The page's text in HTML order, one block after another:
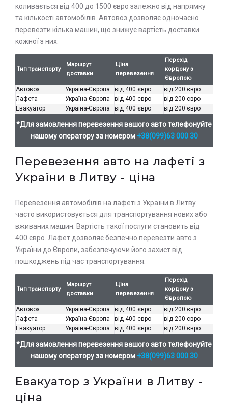
коливається від 400 до 1500 євро залежно від напрямку
та кількості автомобілів. Автовоз дозволяє одночасно
перевезти кілька машин, що знижує вартість доставки
кожної з них.
Тип транспорту
Маршрут
доставки
Ціна
перевезення
Перехід
кордону з
Європою
Автовоз Україна-Європа від 400 євро
від 200 євро
Лафета
Україна-Європа від 400 євро
від 200 євро
Евакуатор
Україна-Європа від 400 євро від 200 євро
*Для замовлення перевезення вашого авто телефонуйте
нашому оператору за номером +38(099)63 000 30
Перевезення авто на лафеті з
України в Литву - ціна
Перевезення автомобілів на лафеті з України в Литву
часто використовується для транспортування нових або
вживаних машин. Вартість такої послуги становить від
400 євро. Лафет дозволяє безпечно перевезти авто з
України до Європи, забезпечуючи його захист від
пошкоджень під час транспортування.
Тип транспорту
Маршрут
доставки
Ціна
перевезення
Перехід
кордону з
Європою
Автовоз Україна-Європа від 400 євро
від 200 євро
Лафета
Україна-Європа від 400 євро
від 200 євро
Евакуатор
Україна-Європа від 400 євро від 200 євро
*Для замовлення перевезення вашого авто телефонуйте
нашому оператору за номером +38(099)63 000 30
Евакуатор з України в Литву -
ціна
Оставьте заявку на просчет
стоимости услуг с нашим
оператором
Залиште заявку на прорахунок
вартості послуг з нашим
оператором